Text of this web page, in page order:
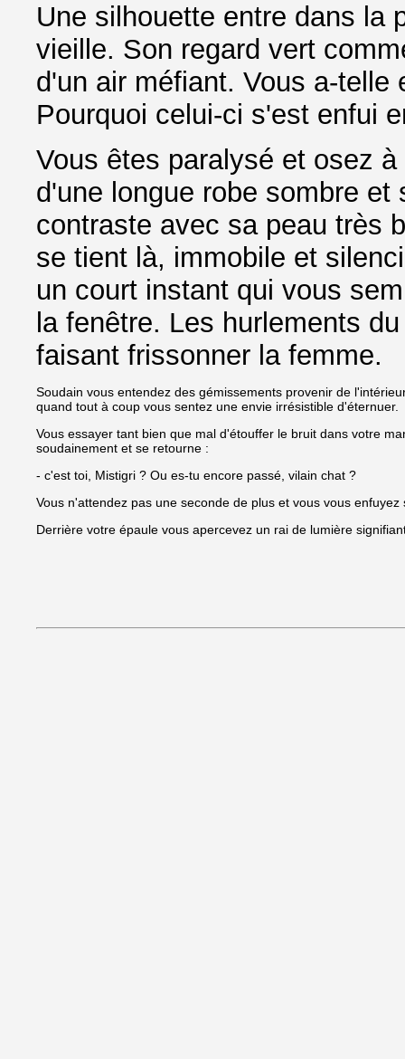
Une silhouette entre dans la
vieille. Son regard vert
d'un air méfiant. Vous a-telle
Pourquoi celui-ci s'est enfui
Vous êtes paralysé et osez
d'une longue robe sombre
contraste avec sa peau très
se tient là, immobile et
un court instant qui vous
la fenêtre. Les hurlements
faisant frissonner la femme.
Soudain vous entendez des gémissements provenir de
quand tout à coup vous sentez une envie irrésistible d'éternuer.
Vous essayer tant bien que mal d'étouffer le bruit dans votre
soudainement et se retourne :
- c'est toi, Mistigri ? Ou es-tu encore passé, vilain chat ?
Vous n'attendez pas une seconde de plus et vous vous
Derrière votre épaule vous apercevez un rai de lumière